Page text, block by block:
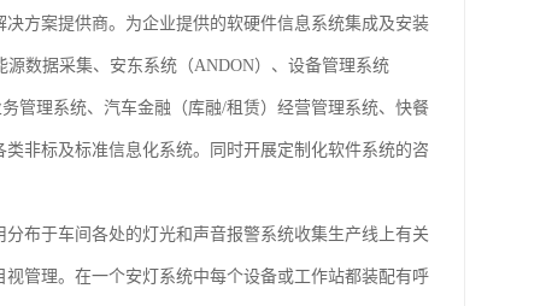
方案提供商。为企业提供的软硬件信息系统集成及安装
数据采集、安东系统（ANDON）、设备管理系统
管理系统、汽车金融（库融/租赁）经营管理系统、快餐
非标及标准信息化系统。同时开展定制化软件系统的咨
分布于车间各处的灯光和声音报警系统收集生产线上有关
管理。在一个安灯系统中每个设备或工作站都装配有呼